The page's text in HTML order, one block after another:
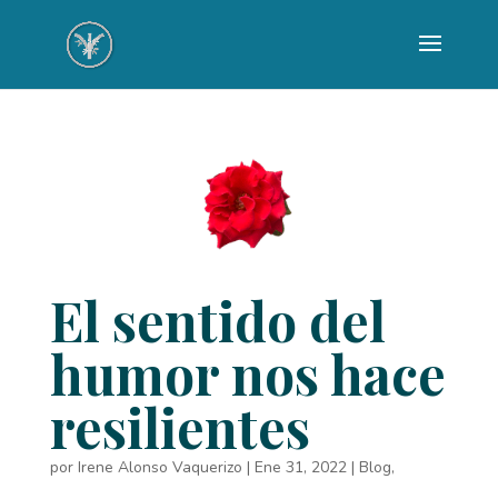
El sentido del
humor nos hace
resilientes
por Irene Alonso Vaquerizo | Ene 31, 2022| Blog,